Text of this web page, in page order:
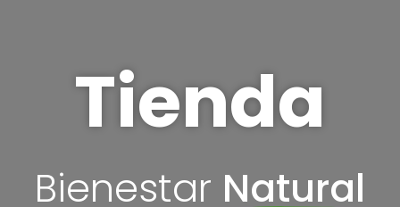
Tienda
Bienestar Natural